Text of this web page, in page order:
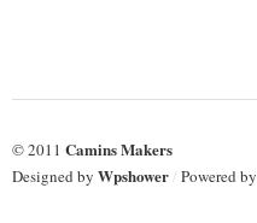
© 2011 Camins Makers
Designed by Wpshower/ Powered by